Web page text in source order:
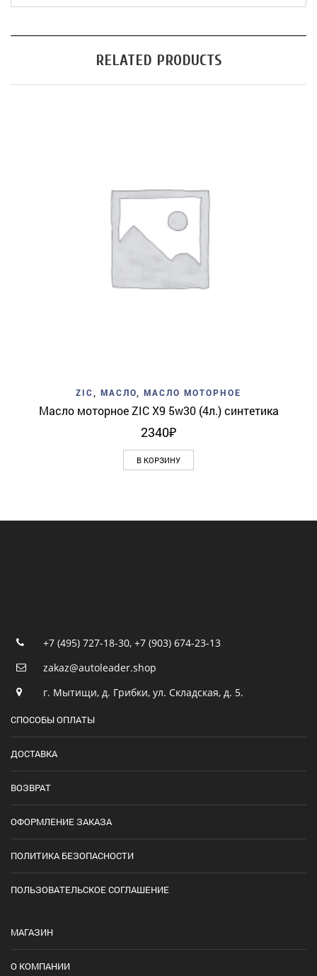
RELATED PRODUCTS
ZIC МАСЛО МАСЛО МОТОРНОЕ
Масло моторное ZIC X9 5w30 (4л.) синтетика
2340₽
В КОРЗИНУ
+7 (495) 727-18-30, +7 (903) 674-23-13
zakaz@autoleader.shop
г. Мытищи, д. Грибки, ул. Складская, д. 5.
СПОСОБЫ ОПЛАТЫ
ДОСТАВКА
ВОЗВРАТ
ОФОРМЛЕНИЕ ЗАКАЗА
ПОЛИТИКА БЕЗОПАСНОСТИ
ПОЛЬЗОВАТЕЛЬСКОЕ СОГЛАШЕНИЕ
МАГАЗИН
О КОМПАНИИ